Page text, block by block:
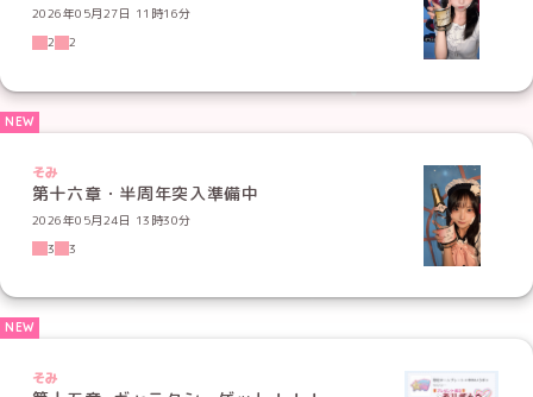
2026年05月27日 11時16分
2
2
そみ
第十六章・半周年突入準備中
2026年05月24日 13時30分
3
3
そみ